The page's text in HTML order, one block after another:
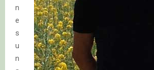
n
e
s
u
n